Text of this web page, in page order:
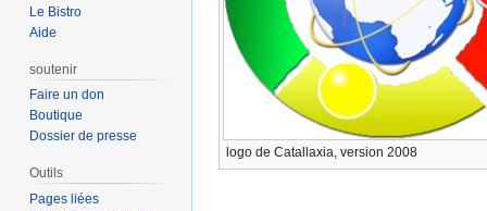
logo de Catallaxia, version 2008
Le Bistro
Aide
soutenir
Faire un don
Boutique
Dossier de presse
Outils
Pages liées